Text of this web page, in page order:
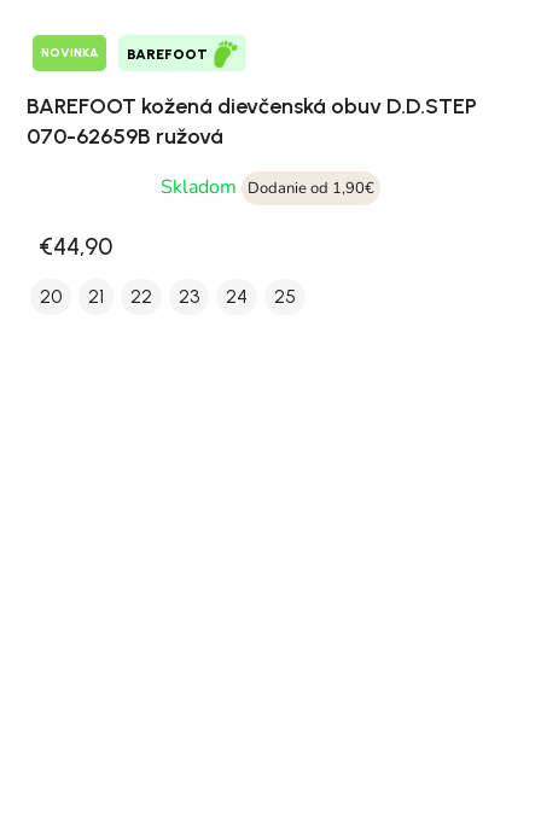
NOVINKA BAREFOOT
BAREFOOT kožená dievčenská obuv D.D.STEP
070-62659B ružová
Skladom
Dodanie od 1,90€
€44,90
20 21 22 23 24 25